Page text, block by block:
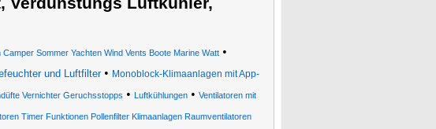
Sommer Yachten Wind Vents Boote Marine Watt•
und Luftfilter• Monoblock-Klimaanlagen mit App-
Vernichter Geruchsstopps • Luftkühlungen • Ventilatoren mit
Timer Funktionen Pollenfilter Klimaanlagen Raumventilatoren